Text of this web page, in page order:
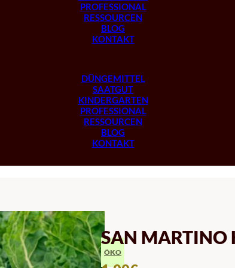
PROFESSIONAL
RESSOURCEN
BLOG
KONTAKT
DÜNGEMITTEL
SAATGUT
KINDERGARTEN
PROFESSIONAL
RESSOURCEN
BLOG
KONTAKT
SAN MARTINO
ÖKO